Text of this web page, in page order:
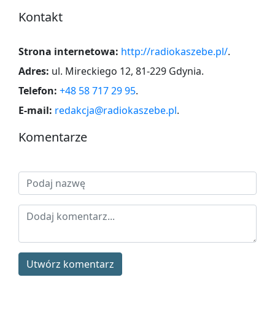
Kontakt
Strona internetowa: http://radiokaszebe.pl/.
Adres: ul. Mireckiego 12, 81-229 Gdynia.
Telefon: +48 58 717 29 95.
E-mail: redakcja@radiokaszebe.pl.
Komentarze
Utwórz komentarz